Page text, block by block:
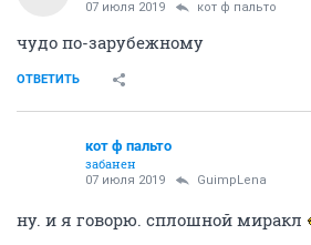
07 июля 2019 кот ф пальто
чудо по-зарубежному
ОТВЕТИТЬ
кот ф пальто
забанен
07 июля 2019 GuimpLena
ну. и я говорю. сплошной миракл